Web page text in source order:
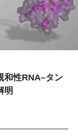
和性RNA–タン
明